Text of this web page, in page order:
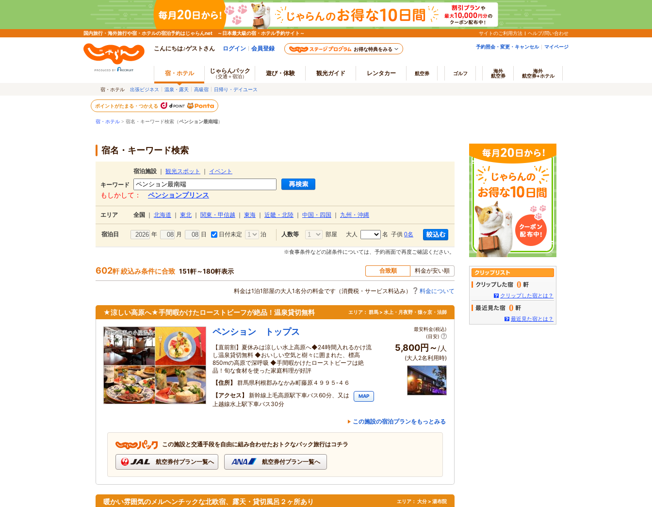
国内旅行・海外旅行や宿・ホテルの宿泊予約はじゃらんnet ～日本最大級の宿・ホテル予約サイト～ サイトのご利用方法 ヘルプ/問い合わせ
こんにちは♪ゲストさん ログイン 会員登録 お得な特典をみる 予約照会・変更・キャンセル マイページ
宿・ホテル じゃらんパック
（交通＋宿泊） 遊び・体験 観光ガイド レンタカー 航空券 ゴルフ
海外
航空券
海外
航空券+ホテル
宿・ホテル 出張ビジネス 温泉・露天 高級宿 日帰り・デイユース
ポイントがたまる・つかえる
宿・ホテル > 宿名・キーワード検索（ペンション最南端）
宿名・キーワード検索
宿泊施設 観光スポット
イベント
キーワード
もしかして： ペンションプリンス
エリア 全国 北海道 東北 関東・甲信越 東海 近畿・北陸 中国・四国 九州・沖縄
宿泊日 年 月 日 日付未定 泊 人数等 部屋 大人 名 子供 0名
※食事条件などの諸条件については、予約画面で再度ご確認ください。
602軒 絞込み条件に合致 151軒～180軒表示 合致順 料金が安い順
料金は1泊1部屋の大人1名分の料金です（消費税・サービス料込み） 料金について
★涼しい高原へ★手間暇かけたローストビーフが絶品！温泉貸切無料 エリア： 群馬 > 水上・月夜野・猿ヶ京・法師
ペンション トップス
【直前割】夏休みは涼しい水上高原へ◆24時間入れるかけ流
し温泉貸切無料 ◆おいしい空気と樹々に囲まれた、標高
850mの高原で深呼吸 ◆手間暇かけたローストビーフは絶
品！旬な食材を使った家庭料理が好評
住所
群馬県利根郡みなかみ町藤原４９９５‐４６
アクセス
新幹線上毛高原駅下車バス60分、又は
上越線水上駅下車バス30分
MAP
最安料金(税込)
(目安)
5,800円～ /人
(大人2名利用時)
この施設の宿泊プランをもっとみる
この施設と交通手段を自由に組み合わせたおトクなパック旅行はコチラ
航空券付プラン一覧へ 航空券付プラン一覧へ
暖かい雰囲気のメルヘンチックな北欧宿、露天・貸切風呂２ヶ所あり エリア： 大分 > 湯布院
0
クリップした宿とは？
0
最近見た宿とは？